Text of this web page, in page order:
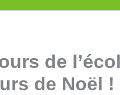
de
de Noël !